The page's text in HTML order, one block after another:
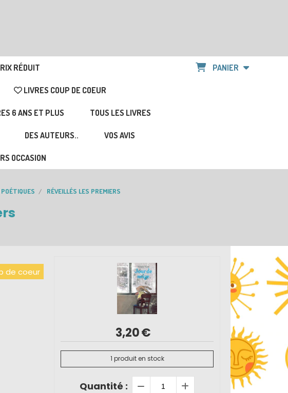
RÉDUIT
LIVRES COUP DE COEUR
6 ANS ET PLUS TOUS LES LIVRES
DES AUTEURS.. VOS AVIS
OCCASION
PANIER
POÉTIQUES RÉVEILLÉS LES PREMIERS
de coeur
3,20€
1 produit en stock
Quantité :